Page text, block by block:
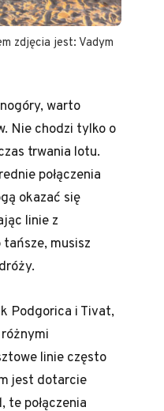
zdjęcia jest: Vadym
warto
Nie chodzi tylko o
trwania lotu.
połączenia
okazać się
linie z
musisz
Podgorica i Tivat,
linie często
jest dotarcie
te połączenia